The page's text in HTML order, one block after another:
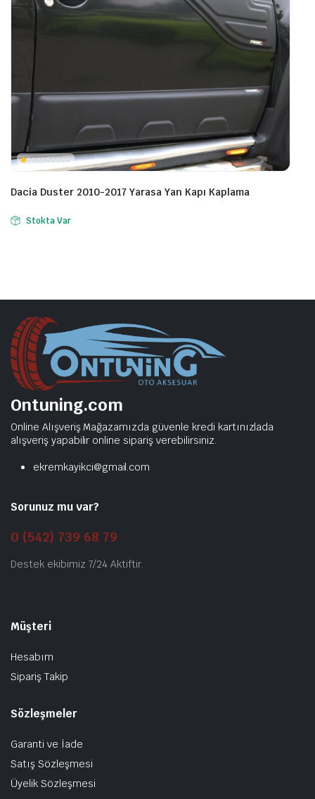
Dacia Duster 2010-2017 Yarasa Yan Kapı Kaplama
Stokta Var
Ontuning.com
Online Alışveriş Mağazamızda güvenle kredi kartınızlada
alışveriş yapabilir online sipariş verebilirsiniz.
ekremkayikci@gmail.com
Sorunuz mu var?
0 (542) 739 68 79
Destek ekibimiz 7/24 Aktiftir.
Müşteri
Hesabım
Sipariş Takip
Sözleşmeler
Garanti ve İade
Satış Sözleşmesi
Üyelik Sözleşmesi